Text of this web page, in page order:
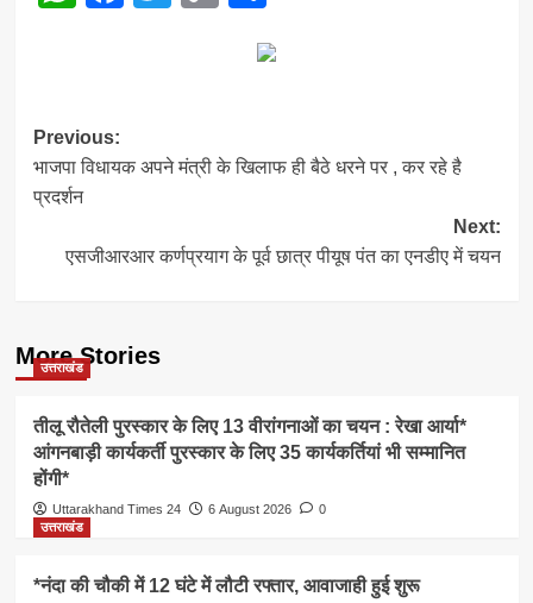
Post
navigation
Previous:
भाजपा विधायक अपने मंत्री के खिलाफ ही बैठे धरने पर , कर रहे है
प्रदर्शन
Next:
एसजीआरआर कर्णप्रयाग के पूर्व छात्र पीयूष पंत का एनडीए में चयन
More Stories
उत्तराखंड
तीलू रौतेली पुरस्कार के लिए 13 वीरांगनाओं का चयन : रेखा आर्या*
आंगनबाड़ी कार्यकर्ती पुरस्कार के लिए 35 कार्यकर्तियां भी सम्मानित
होंगी*
Uttarakhand Times 24 6 August 2026
0
उत्तराखंड
*नंदा की चौकी में 12 घंटे में लौटी रफ्तार, आवाजाही हुई शुरू